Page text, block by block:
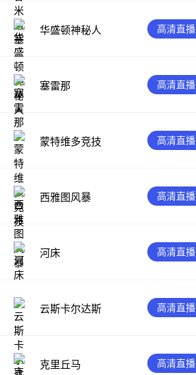
华盛顿神秘人 高清直播
塞雷那 高清直播
蒙特维多竞技 高清直播
西雅图风暴 高清直播
河床 高清直播
云斯卡尔达斯 高清直播
克里丘马 高清直播